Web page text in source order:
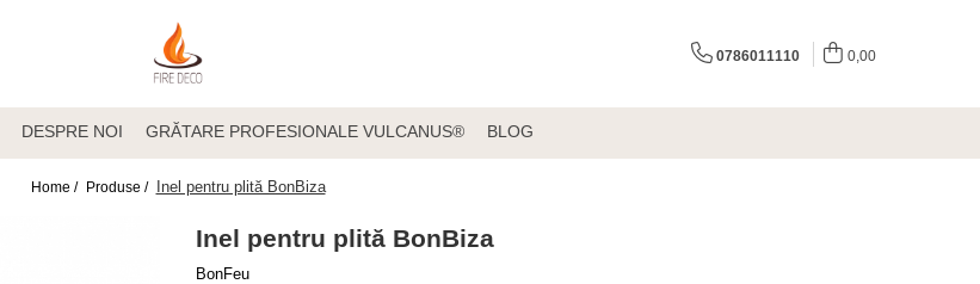
0786011110 0,00
DESPRE NOI GRĂTARE PROFESIONALE VULCANUS® BLOG
Home / Produse / Inel pentru plită BonBiza
Inel pentru plită BonBiza
BonFeu